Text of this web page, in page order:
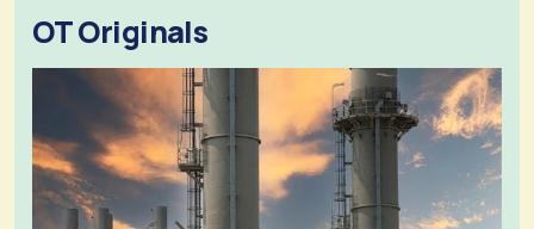
OT Originals